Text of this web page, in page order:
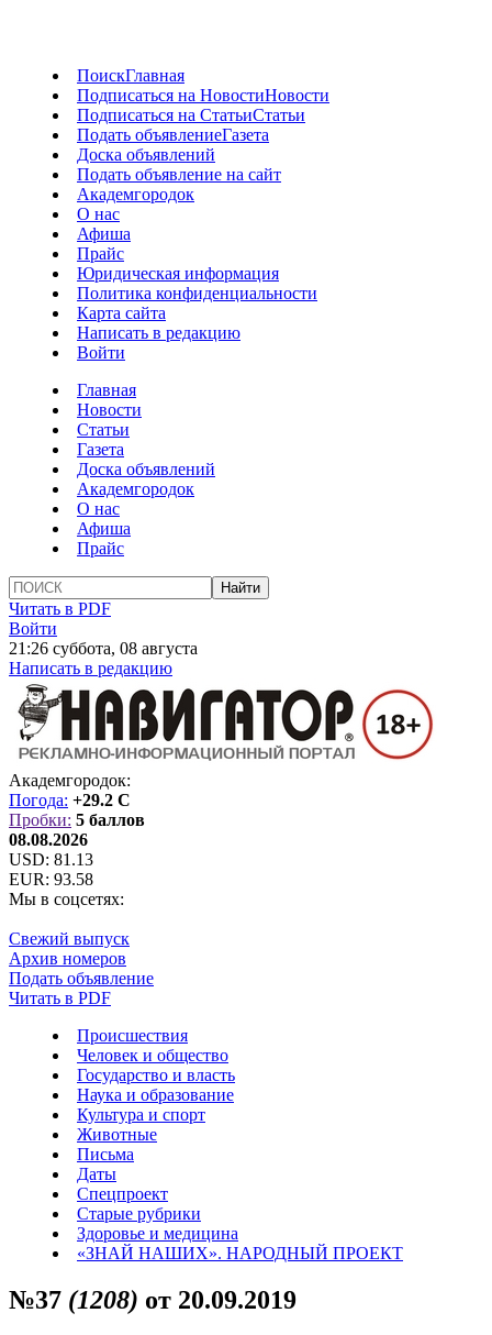
ПоискГлавная
Подписаться на НовостиНовости
Подписаться на СтатьиСтатьи
Подать объявлениеГазета
Доска объявлений
Подать объявление на сайт
Академгородок
О нас
Афиша
Прайс
Юридическая информация
Политика конфиденциальности
Карта сайта
Написать в редакцию
Войти
Главная
Новости
Статьи
Газета
Доска объявлений
Академгородок
О нас
Афиша
Прайс
Читать в PDF
Войти
21:26 суббота, 08 августа
Написать в редакцию
Академгородок:
Погода: +29.2 C
Пробки: 5 баллов
08.08.2026
USD: 81.13
EUR: 93.58
Мы в соцсетях:
Свежий выпуск
Архив номеров
Подать объявление
Читать в PDF
Происшествия
Человек и общество
Государство и власть
Наука и образование
Культура и спорт
Животные
Письма
Даты
Спецпроект
Старые рубрики
Здоровье и медицина
«ЗНАЙ НАШИХ». НАРОДНЫЙ ПРОЕКТ
№37 (1208) от 20.09.2019